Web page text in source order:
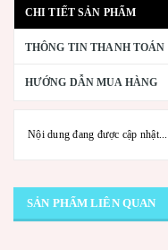
CHI TIẾT SẢN PHẨM
THÔNG TIN THANH TOÁN
HƯỚNG DẪN MUA HÀNG
Nội dung đang được cập nhật...
SẢN PHẨM LIÊN QUAN